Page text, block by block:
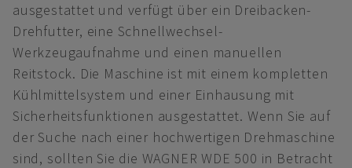
ausgestattet und verfügt über ein Dreibacken-
Drehfutter, eine Schnellwechsel-
Werkzeugaufnahme und einen manuellen
Reitstock. Die Maschine ist mit einem kompletten
Kühlmittelsystem und einer Einhausung mit
Sicherheitsfunktionen ausgestattet. Wenn Sie auf
der Suche nach einer hochwertigen Drehmaschine
sind, sollten Sie die WAGNER WDE 500 in Betracht